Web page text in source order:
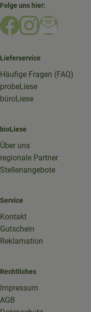
Folge uns hier:
Externer Link zu
Externer Link
Externer
Lieferservice
Häufige Fragen (FAQ)
probeLiese
büroLiese
bioLiese
Über uns
regionale Partner
Stellenangebote
Service
Kontakt
Gutschein
Reklamation
Rechtliches
Impressum
AGB